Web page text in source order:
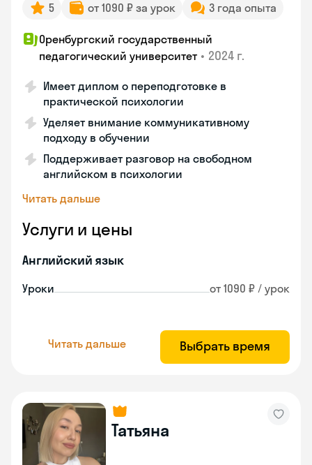
5 от 1090 ₽ за урок 3 года опыта
Оренбургский государственный
педагогический университет • 2024 г.
Имеет диплом о переподготовке в
практической психологии
Уделяет внимание коммуникативному
подходу в обучении
Поддерживает разговор на свободном
английском в психологии
Читать дальше
Услуги и цены
Английский язык
Уроки от 1090 ₽ / урок
Читать дальше Выбрать время
Татьяна